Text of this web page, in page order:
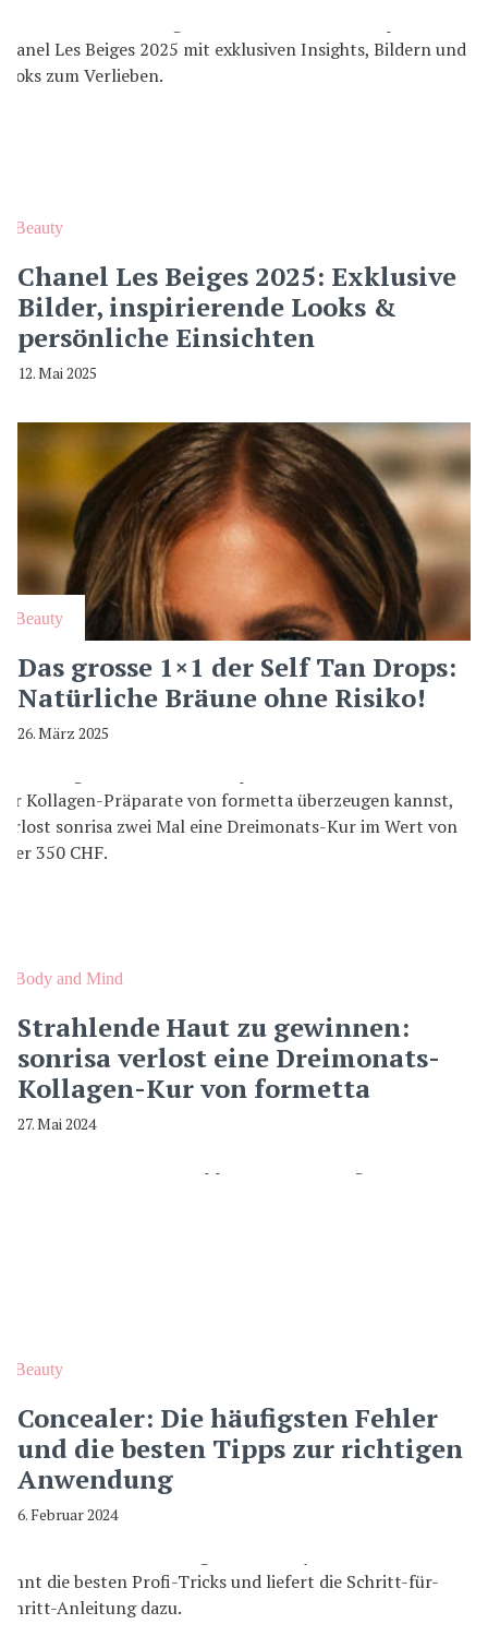
Beauty
Chanel Les Beiges 2025: Exklusive
Bilder, inspirierende Looks &
persönliche Einsichten
12. Mai 2025
Beauty
Das grosse 1×1 der Self Tan Drops:
Natürliche Bräune ohne Risiko!
26. März 2025
Body and Mind
Strahlende Haut zu gewinnen:
sonrisa verlost eine Dreimonats-
Kollagen-Kur von formetta
27. Mai 2024
Beauty
Concealer: Die häufigsten Fehler
und die besten Tipps zur richtigen
Anwendung
6. Februar 2024